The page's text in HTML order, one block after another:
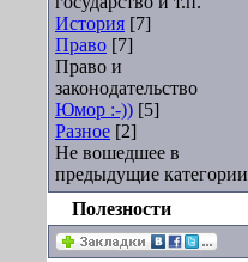
История [7]
Право [7]
Право и
законодательство
Юмор :-)) [5]
Разное [2]
Не вошедшее в
предыдущие категории
Полезности